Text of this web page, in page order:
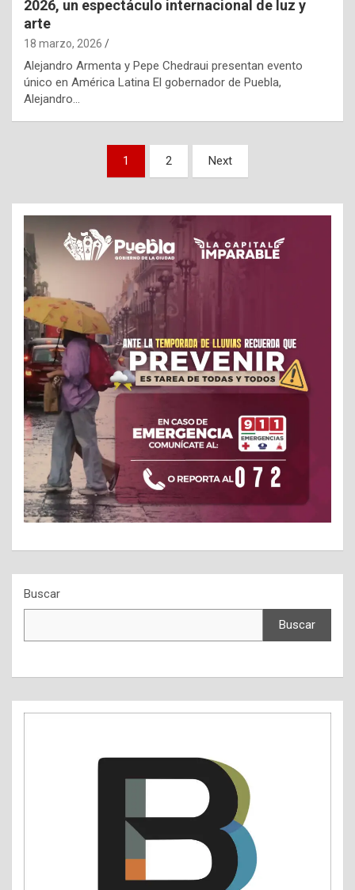
2026, un espectáculo internacional de luz y
arte
18 marzo, 2026
Alejandro Armenta y Pepe Chedraui presentan evento
único en América Latina El gobernador de Puebla,
Alejandro…
entradas
1 2 Next
Buscar
Buscar